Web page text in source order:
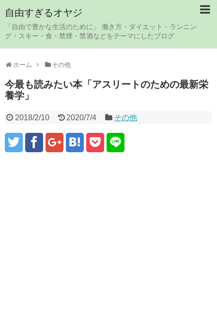
自由すぎるオヤジ
「自由で豊かな生活のために」 働き方・ダイエット・ランニン
グ・スキー・食・禁煙・禁酒などをテーマにしたブログ
ホーム その他
今最も読みたい本「アスリートのための最新栄
養学」
2018/2/10 2020/7/4 その他